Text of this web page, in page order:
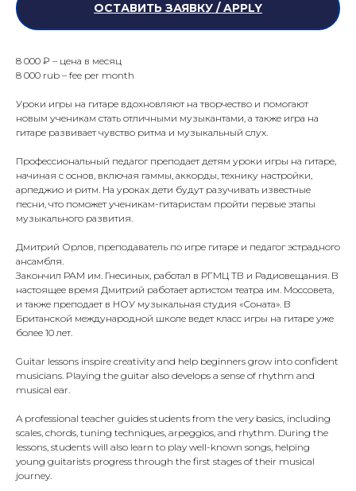
ОСТАВИТЬ ЗАЯВКУ / APPLY
8 000 ₽ – цена в месяц
8 000 rub – fee per month
Уроки игры на гитаре вдохновляют на творчество и помогают
новым ученикам стать отличными музыкантами, а также игра на
гитаре развивает чувство ритма и музыкальный слух.
Профессиональный педагог преподает детям уроки игры на гитаре,
начиная с основ, включая гаммы, аккорды, технику настройки,
арпеджио и ритм. На уроках дети будут разучивать известные
песни, что поможет ученикам-гитаристам пройти первые этапы
музыкального развития.
Дмитрий Орлов, преподаватель по игре гитаре и педагог эстрадного
ансамбля.
Закончил РАМ им. Гнесиных, работал в РГМЦ ТВ и Радиовещания. В
настоящее время Дмитрий работает артистом театра им. Моссовета,
и также преподает в НОУ музыкальная студия «Соната». В
Британской международной школе ведет класс игры на гитаре уже
более 10 лет.
Guitar lessons inspire creativity and help beginners grow into confident
musicians. Playing the guitar also develops a sense of rhythm and
musical ear.
A professional teacher guides students from the very basics, including
scales, chords, tuning techniques, arpeggios, and rhythm. During the
lessons, students will also learn to play well-known songs, helping
young guitarists progress through the first stages of their musical
journey.